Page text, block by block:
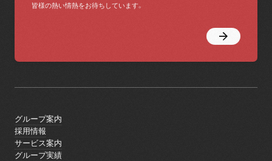
皆様の熱い情熱をお待ちしています。
グループ案内
グループ案内
採用情報
採用情報
サービス案内
サービス案内
グループ実績